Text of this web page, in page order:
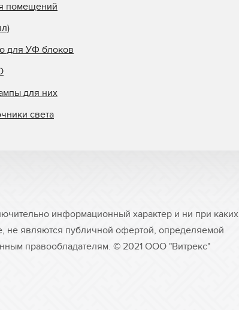
помещений
для УФ блоков
для них
света
информационный характер и ни при каких
являются публичной офертой, определяемой
правообладателям. © 2021 ООО "Витрекс"